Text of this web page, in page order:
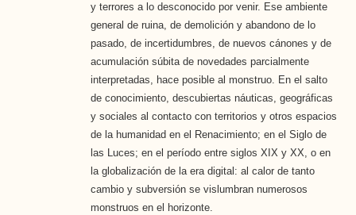
y terrores a lo desconocido por venir. Ese ambiente
general de ruina, de demolición y abandono de lo
pasado, de incertidumbres, de nuevos cánones y de
acumulación súbita de novedades parcialmente
interpretadas, hace posible al monstruo. En el salto
de conocimiento, descubiertas náuticas, geográficas
y sociales al contacto con territorios y otros espacios
de la humanidad en el Renacimiento; en el Siglo de
las Luces; en el período entre siglos XIX y XX, o en
la globalización de la era digital: al calor de tanto
cambio y subversión se vislumbran numerosos
monstruos en el horizonte.